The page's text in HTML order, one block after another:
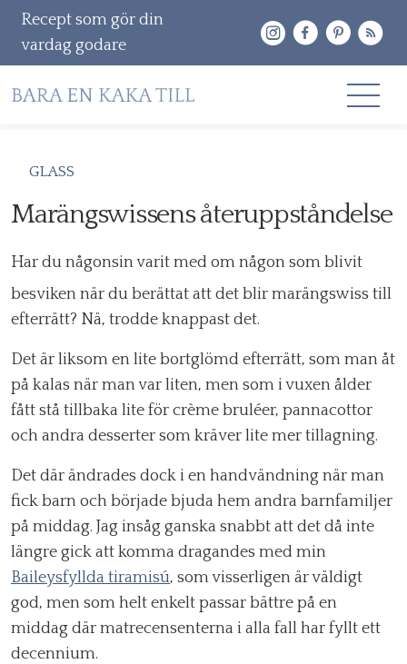
Recept som gör din
vardag godare
till
OM MIG
Sök
efter:
GLASS
Marängswissens återuppståndelse
Har du någonsin varit med om någon som blivit
besviken när du berättat att det blir marängswiss till
efterrätt? Nä, trodde knappast det.
Det är liksom en lite bortglömd efterrätt, som man åt
på kalas när man var liten, men som i vuxen ålder
fått stå tillbaka lite för crème bruléer, pannacottor
och andra desserter som kräver lite mer tillagning.
Det där ändrades dock i en handvändning när man
fick barn och började bjuda hem andra barnfamiljer
på middag. Jag insåg ganska snabbt att det då inte
längre gick att komma dragandes med min
Baileysfyllda tiramisú, som visserligen är väldigt
god, men som helt enkelt passar bättre på en
middag där matrecensenterna i alla fall har fyllt ett
decennium.